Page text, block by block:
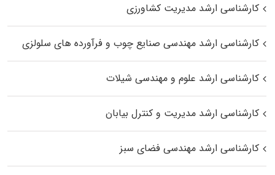
کارشناسی ارشد مدیریت کشاورزی
کارشناسی ارشد مهندسی صنایع چوب و فرآورده‌ های سلولزی
کارشناسی ارشد علوم و مهندسی شیلات
کارشناسی ارشد مدیریت و کنترل بیابان
کارشناسی ارشد مهندسی فضای سبز